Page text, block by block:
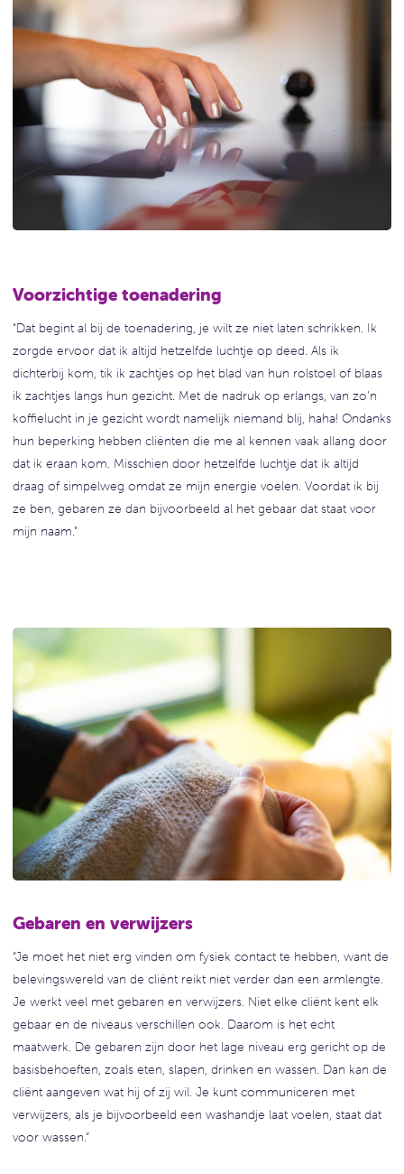
Voorzichtige toenadering
"Dat begint al bij de toenadering, je wilt ze niet laten schrikken. Ik
zorgde ervoor dat ik altijd hetzelfde luchtje op deed. Als ik
dichterbij kom, tik ik zachtjes op het blad van hun rolstoel of blaas
ik zachtjes langs hun gezicht. Met de nadruk op erlangs, van zo’n
koffielucht in je gezicht wordt namelijk niemand blij, haha! Ondanks
hun beperking hebben cliënten die me al kennen vaak allang door
dat ik eraan kom. Misschien door hetzelfde luchtje dat ik altijd
draag of simpelweg omdat ze mijn energie voelen. Voordat ik bij
ze ben, gebaren ze dan bijvoorbeeld al het gebaar dat staat voor
mijn naam."
Gebaren en verwijzers
“Je moet het niet erg vinden om fysiek contact te hebben, want de
belevingswereld van de cliënt reikt niet verder dan een armlengte.
Je werkt veel met gebaren en verwijzers. Niet elke cliënt kent elk
gebaar en de niveaus verschillen ook. Daarom is het echt
maatwerk. De gebaren zijn door het lage niveau erg gericht op de
basisbehoeften, zoals eten, slapen, drinken en wassen. Dan kan de
cliënt aangeven wat hij of zij wil. Je kunt communiceren met
verwijzers, als je bijvoorbeeld een washandje laat voelen, staat dat
voor wassen.”